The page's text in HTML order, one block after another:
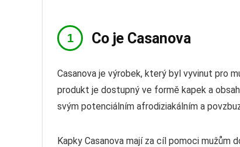
Co je Casanova
Casanova je výrobek, který byl vyvinut pro
produkt je dostupný ve formě kapek a
svým potenciálním afrodiziakálním a
Kapky Casanova mají za cíl pomoci mužům